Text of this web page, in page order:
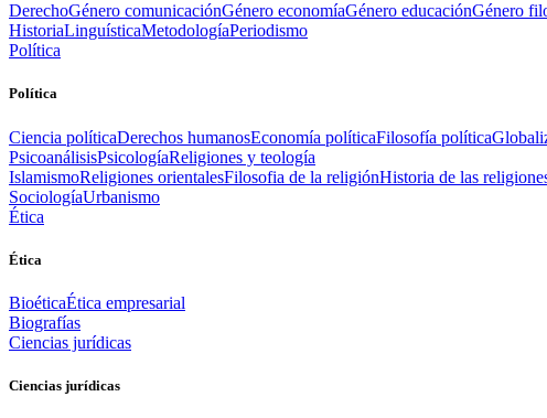
DerechoGénero comunicaciónGénero economíaGénero educaciónGénero
HistoriaLinguísticaMetodologíaPeriodismo
Política
Política
Ciencia políticaDerechos humanosEconomía políticaFilosofía política
PsicoanálisisPsicologíaReligiones y teología
IslamismoReligiones orientalesFilosofia de la religiónHistoria de las
SociologíaUrbanismo
Ética
Ética
BioéticaÉtica empresarial
Biografías
Ciencias jurídicas
Ciencias jurídicas